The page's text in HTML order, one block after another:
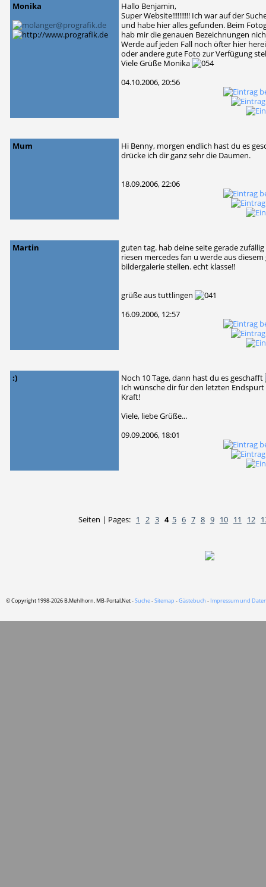
Monika
Hallo Benjamin,
Super Website!!!!!!!!!! Ich war auf der
und habe hier alles gefunden. Beim
hab mir die genauen Bezeichnungen
Werde auf jeden Fall noch öfter hier
oder andere gute Foto zur Verfügung
Viele Grüße Monika
04.10.2006, 20:56
Mum
Hi Benny, morgen endlich hast du es
drücke ich dir ganz sehr die Daumen.
18.09.2006, 22:06
Martin
guten tag. hab deine seite gerade
riesen mercedes fan u werde aus
bildergalerie stellen. echt klasse!!
grüße aus tuttlingen
16.09.2006, 12:57
:)
Noch 10 Tage, dann hast du es geschafft
Ich wünsche dir für den letzten
Kraft!
Viele, liebe Grüße...
09.09.2006, 18:01
Seiten | Pages: 1 2 3 4 5 6 7 8 9 10 11 12
© Copyright 1998-2026 B.Mehlhorn, MB-Portal.Net -Suche-Sitemap -Gästebuch - Impressum und